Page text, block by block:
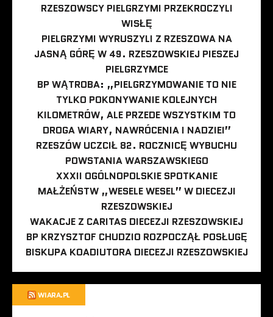
RZESZOWSCY PIELGRZYMI PRZEKROCZYLI
WISŁĘ
PIELGRZYMI WYRUSZYLI Z RZESZOWA NA
JASNĄ GÓRĘ W 49. RZESZOWSKIEJ PIESZEJ
PIELGRZYMCE
BP WĄTROBA: „PIELGRZYMOWANIE TO NIE
TYLKO POKONYWANIE KOLEJNYCH
KILOMETRÓW, ALE PRZEDE WSZYSTKIM TO
DROGA WIARY, NAWRÓCENIA I NADZIEI”
RZESZÓW UCZCIŁ 82. ROCZNICĘ WYBUCHU
POWSTANIA WARSZAWSKIEGO
XXXII OGÓLNOPOLSKIE SPOTKANIE
MAŁŻEŃSTW „WESELE WESEL” W DIECEZJI
RZESZOWSKIEJ
WAKACJE Z CARITAS DIECEZJI RZESZOWSKIEJ
BP KRZYSZTOF CHUDZIO ROZPOCZĄŁ POSŁUGĘ
BISKUPA KOADIUTORA DIECEZJI RZESZOWSKIEJ
WIARA.PL